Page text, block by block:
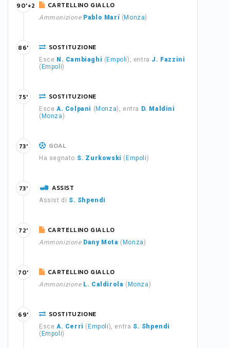
CARTELLINO GIALLO
Ammonizione Pablo Marí ( Monza)
90'+2
SOSTITUZIONE
Esce N. Cambiaghi ( Empoli), entra J. Fazzini
( Empoli)
86'
SOSTITUZIONE
Esce A. Colpani ( Monza), entra
D. Maldini
( Monza)
75'
GOAL
Ha segnato S. Zurkowski ( Empoli)
73'
ASSIST
Assist di S. Shpendi
73'
CARTELLINO GIALLO
Ammonizione Dany Mota ( Monza)
72'
CARTELLINO GIALLO
Ammonizione L. Caldirola ( Monza)
70'
SOSTITUZIONE
Esce A. Cerri ( Empoli), entra S. Shpendi
( Empoli)
69'